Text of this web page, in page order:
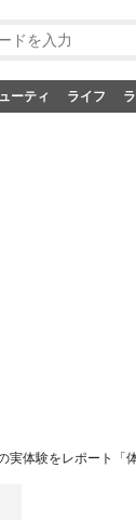
ーティ ライフ
体験をレポート「